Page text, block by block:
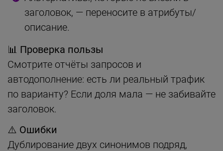
заголовок, — переносите в атрибуты/
описание.
📊 Проверка пользы
Смотрите отчёты запросов и
автодополнение: есть ли реальный трафик
по варианту? Если доля мала — не забивайте
заголовок.
⚠️ Ошибки
Дублирование двух синонимов подряд,